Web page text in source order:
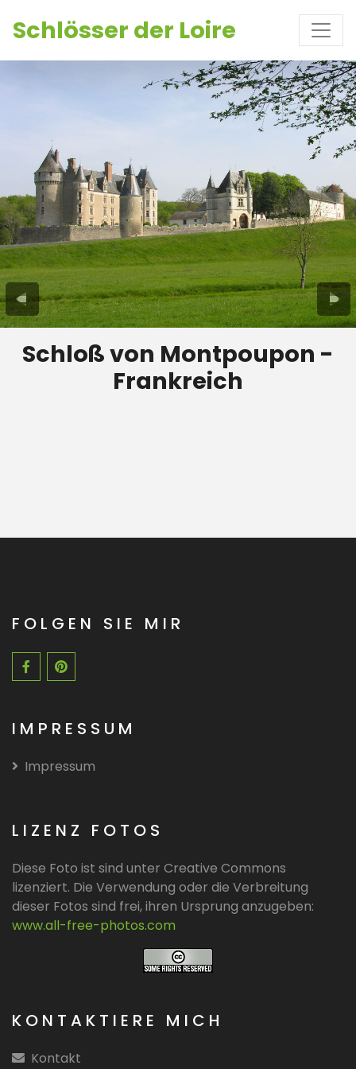
Schlösser der Loire
Schloß von Montpoupon -
Frankreich
FOLGEN SIE MIR
IMPRESSUM
Impressum
LIZENZ FOTOS
Diese Foto ist sind unter Creative Commons
lizenziert. Die Verwendung oder die Verbreitung
dieser Fotos sind frei, ihren Ursprung anzugeben:
www.all-free-photos.com
KONTAKTIERE MICH
Kontakt